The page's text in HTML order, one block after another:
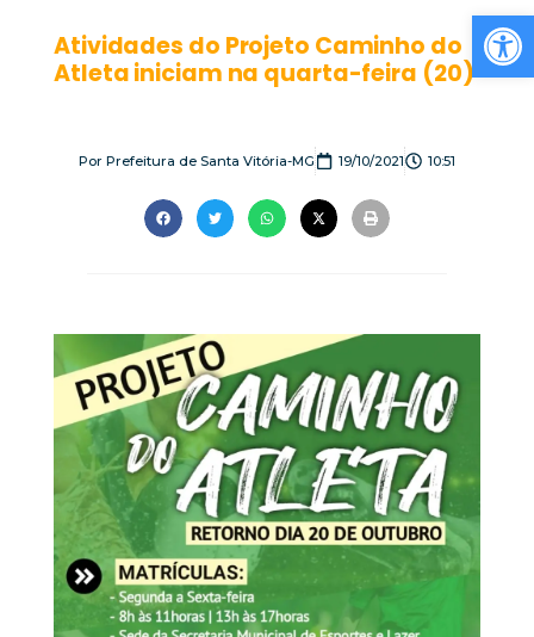
Atividades do Projeto Caminho do
Atleta iniciam na quarta-feira (20)
Por Prefeitura de Santa Vitória-MG 19/10/2021 10:51